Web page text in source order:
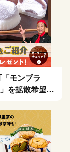
モンブラ
を拡散希望！